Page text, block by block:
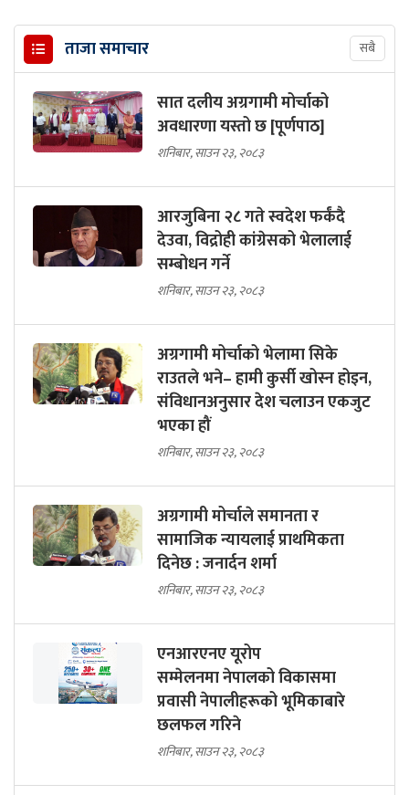
ताजा समाचार सबै
सात दलीय अग्रगामी मोर्चाको
अवधारणा यस्तो छ [पूर्णपाठ]
शनिबार, साउन २३, २०८३
आरजुबिना २८ गते स्वदेश फर्कंदै
देउवा, विद्रोही कांग्रेसको भेलालाई
सम्बोधन गर्ने
शनिबार, साउन २३, २०८३
अग्रगामी मोर्चाको भेलामा सिके
राउतले भने– हामी कुर्सी खोस्न होइन,
संविधानअनुसार देश चलाउन एकजुट
भएका हौं
शनिबार, साउन २३, २०८३
अग्रगामी मोर्चाले समानता र
सामाजिक न्यायलाई प्राथमिकता
दिनेछ : जनार्दन शर्मा
शनिबार, साउन २३, २०८३
एनआरएनए यूरोप
सम्मेलनमा नेपालको विकासमा
प्रवासी नेपालीहरूको भूमिकाबारे
छलफल गरिने
शनिबार, साउन २३, २०८३